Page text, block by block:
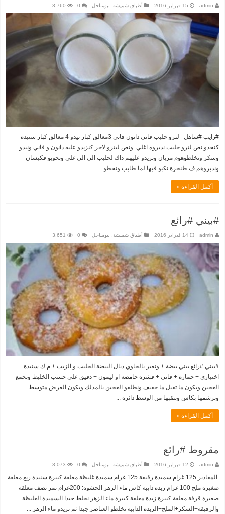
admin 15 فبراير 2016 أطباق شميشة بيومناحل 0
3,760
#رايب #ساهل لترو حليب فاني دانون فاني 3معالق كبار نيدو 4 معالق كبار سنيدة
كنخدو نص لترو حليب نديروه اغلي. ونص ليترو لاخر كنزيدو عليه دانون و فاني ونيدو
وسكر ونخلطوهوم مزيان ونزيدو عليهم داك لحليب الي الي غلى ونخويو فكيسان
ونديروهم ف طنجرة نكبو فيها لما طايب ونحطو ...
أكمل القراءة »
#بيني #رائع
admin 14 فبراير 2016 أطباق شميشة بيومناحل 0
3,651
#بيني #رائع بيني بيضة + ونعبر بالخاوي ديال البيضة الحليب و الزيت + م ك سنيدة
اختياري + خمارة + فاني + قشرة حامضة او ليمون + دقيق على حسب الخليط ونجمع
العجين ويكون ما تقيل ما خفيف ونطلقو العجين بالمدلك ويكون العرض متوسط
ونرشمها بكاس ونتقبها من الوسط دائرة ...
أكمل القراءة »
مقروط #رائع
admin 12 فبراير 2016 أطباق شميشة بيومناحل 0
3,073
المقادير 125 غرام سميدة رقيقة 125 غرام سميدة غليظة معلقة كبيرة سنيدة ربع معلقة
صغيرة ملح 100 غرام زبدة دايبة كاس ماء الزهر الحشوة: 200غرام تمر نصف معلقة
صغيرة قرفة معلقة كبيرة زبدة معلقة كبيرة ماء الزهر نخلط جيدا السميدة الغليظة
والرقيقة+السكر+الملح+الزبدة الدايبة نخلطو العناصر جيدا ثم نزيدو ماء الزهر ...